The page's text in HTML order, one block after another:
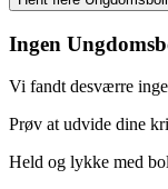
Ingen
Vi fandt desværre
Prøv at udvide dine
Held og lykke med